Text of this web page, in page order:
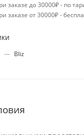
заказе до 30000₽ - по
заказе от 30000₽ -
— Bliz